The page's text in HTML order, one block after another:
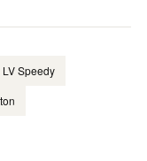
LV Speedy